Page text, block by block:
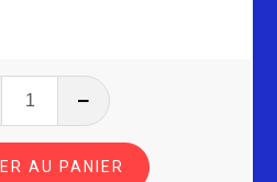
quantité
LEXUS
ES
AU PANIER